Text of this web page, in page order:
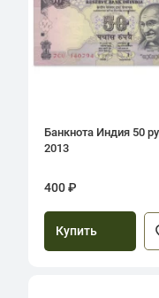
Банкнота Индия 50
2013
400 ₽
Купить